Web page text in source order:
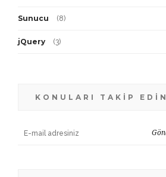
Sunucu (8)
jQuery (3)
KONULARI TAKİP EDİN